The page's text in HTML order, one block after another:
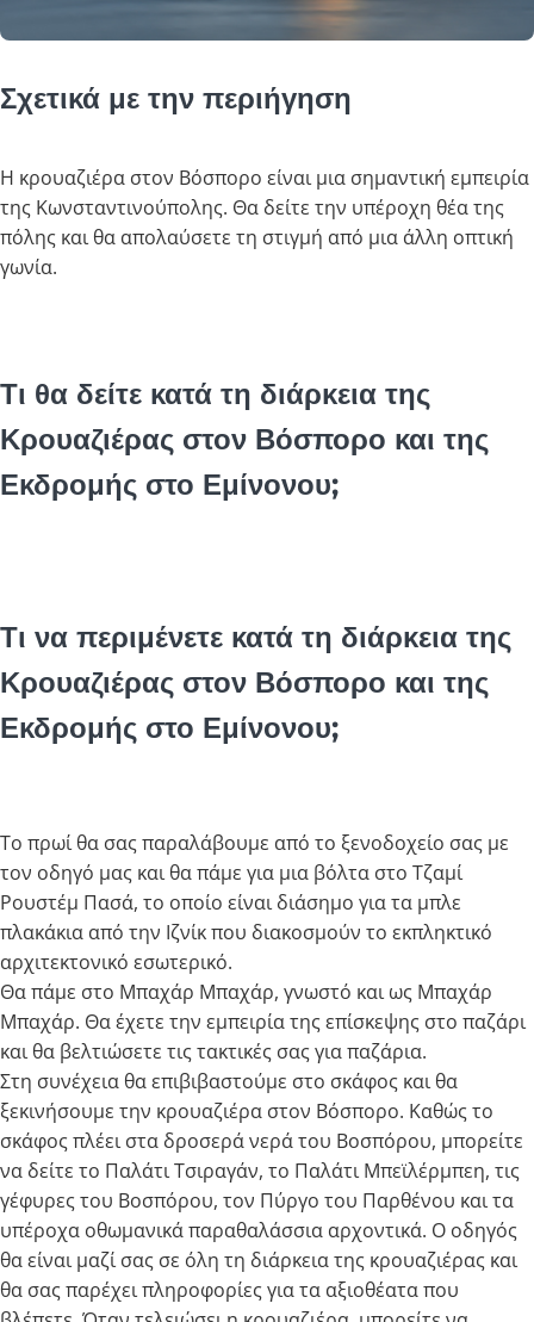
Σχετικά με την περιήγηση
Η κρουαζιέρα στον Βόσπορο είναι μια σημαντική εμπειρία
της Κωνσταντινούπολης. Θα δείτε την υπέροχη θέα της
πόλης και θα απολαύσετε τη στιγμή από μια άλλη οπτική
γωνία.
Τι θα δείτε κατά τη διάρκεια της
Κρουαζιέρας στον Βόσπορο και της
Εκδρομής στο Εμίνονου;
Τι να περιμένετε κατά τη διάρκεια της
Κρουαζιέρας στον Βόσπορο και της
Εκδρομής στο Εμίνονου;
Το πρωί θα σας παραλάβουμε από το ξενοδοχείο σας με
τον οδηγό μας και θα πάμε για μια βόλτα στο Τζαμί
Ρουστέμ Πασά, το οποίο είναι διάσημο για τα μπλε
πλακάκια από την Ιζνίκ που διακοσμούν το εκπληκτικό
αρχιτεκτονικό εσωτερικό.
Θα πάμε στο Μπαχάρ Μπαχάρ, γνωστό και ως Μπαχάρ
Μπαχάρ. Θα έχετε την εμπειρία της επίσκεψης στο παζάρι
και θα βελτιώσετε τις τακτικές σας για παζάρια.
Στη συνέχεια θα επιβιβαστούμε στο σκάφος και θα
ξεκινήσουμε την κρουαζιέρα στον Βόσπορο. Καθώς το
σκάφος πλέει στα δροσερά νερά του Βοσπόρου, μπορείτε
να δείτε το Παλάτι Τσιραγάν, το Παλάτι Μπεϊλέρμπεη, τις
γέφυρες του Βοσπόρου, τον Πύργο του Παρθένου και τα
υπέροχα οθωμανικά παραθαλάσσια αρχοντικά. Ο οδηγός
θα είναι μαζί σας σε όλη τη διάρκεια της κρουαζιέρας και
θα σας παρέχει πληροφορίες για τα αξιοθέατα που